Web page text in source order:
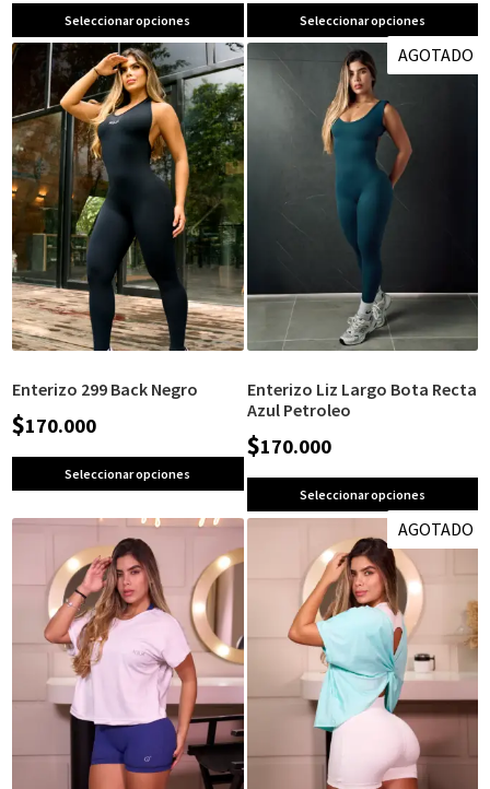
Seleccionar opciones Seleccionar opciones
Enterizo 299 Back Negro
$170.000
Seleccionar opciones
AGOTADO
Enterizo Liz Largo Bota Recta
Azul Petroleo
$170.000
Seleccionar opciones
AGOTADO